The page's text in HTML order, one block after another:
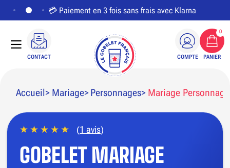
💳 Paiement en 3 fois sans frais avec Klarna
CONTACT COMPTE PANIER
0
Accueil Mariage Personnages Mariage
(1 avis)
GOBELET MARIAGE